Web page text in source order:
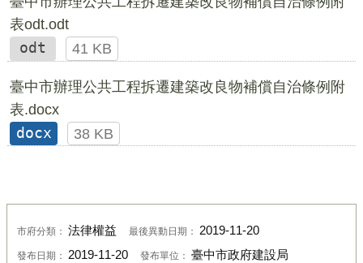
表odt.odt
odt
41 KB
臺中市辦理公共工程拆遷建築改良物補償自治條例附
表.docx
docx
38 KB
市府分類： 法律權益 最後異動日期： 2019-11-20
發布日期： 2019-11-20 發布單位： 臺中市政府建設局